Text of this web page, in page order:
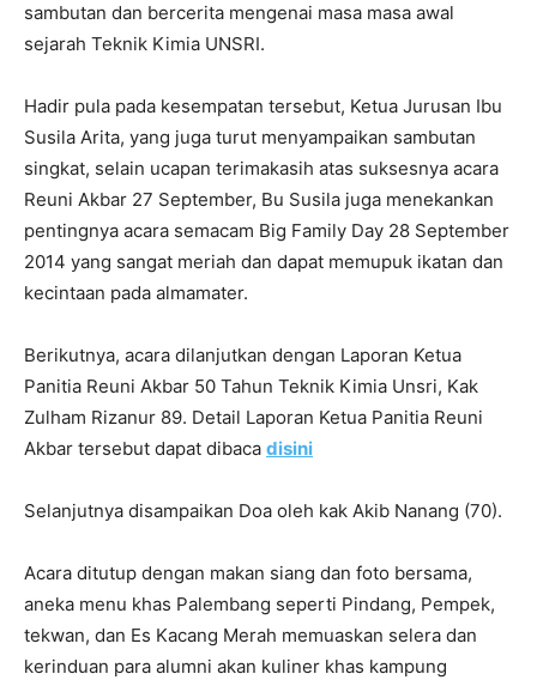
sambutan dan bercerita mengenai masa masa awal
sejarah Teknik Kimia UNSRI.
Hadir pula pada kesempatan tersebut, Ketua Jurusan Ibu
Susila Arita, yang juga turut menyampaikan sambutan
singkat, selain ucapan terimakasih atas suksesnya acara
Reuni Akbar 27 September, Bu Susila juga menekankan
pentingnya acara semacam Big Family Day 28 September
2014 yang sangat meriah dan dapat memupuk ikatan dan
kecintaan pada almamater.
Berikutnya, acara dilanjutkan dengan Laporan Ketua
Panitia Reuni Akbar 50 Tahun Teknik Kimia Unsri, Kak
Zulham Rizanur 89. Detail Laporan Ketua Panitia Reuni
Akbar tersebut dapat dibaca disini
Selanjutnya disampaikan Doa oleh kak Akib Nanang (70).
Acara ditutup dengan makan siang dan foto bersama,
aneka menu khas Palembang seperti Pindang, Pempek,
tekwan, dan Es Kacang Merah memuaskan selera dan
kerinduan para alumni akan kuliner khas kampung